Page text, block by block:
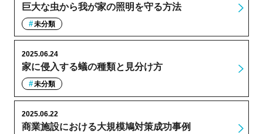
巨大な虫から我が家の照明を守る方法
未分類
家に侵入する蟻の種類と見分け方
2025.06.24
未分類
商業施設における大規模鳩対策成功事例
2025.06.22